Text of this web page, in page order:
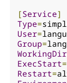
[Service]
Type=
User=
Group=
ExecStart=
Restart=